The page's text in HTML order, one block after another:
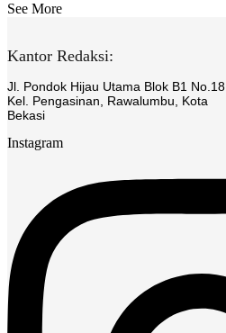
See More
Kantor Redaksi:
Jl. Pondok Hijau Utama Blok B1 No.18,
Kel. Pengasinan, Rawalumbu, Kota
Bekasi
Instagram